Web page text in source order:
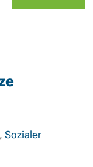
, Sozialer